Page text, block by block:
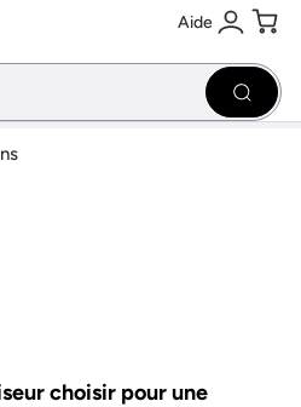
Aide
Se
choisir pour une